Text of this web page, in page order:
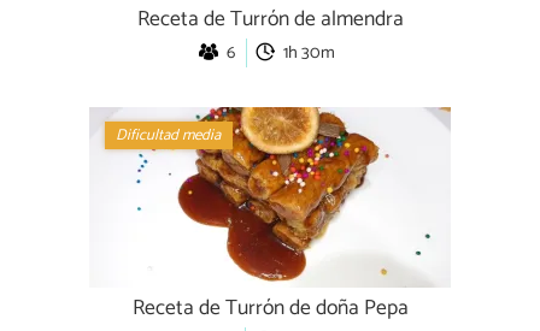
Receta de Turrón de almendra
6 1h 30m
Dificultad media
Receta de Turrón de doña Pepa